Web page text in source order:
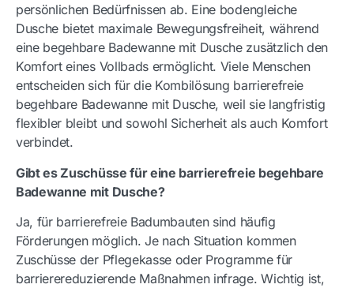
persönlichen Bedürfnissen ab. Eine bodengleiche
Dusche bietet maximale Bewegungsfreiheit, während
eine begehbare Badewanne mit Dusche zusätzlich den
Komfort eines Vollbads ermöglicht. Viele Menschen
entscheiden sich für die Kombilösung barrierefreie
begehbare Badewanne mit Dusche, weil sie langfristig
flexibler bleibt und sowohl Sicherheit als auch Komfort
verbindet.
Gibt es Zuschüsse für eine barrierefreie begehbare
Badewanne mit Dusche?
Ja, für barrierefreie Badumbauten sind häufig
Förderungen möglich. Je nach Situation kommen
Zuschüsse der Pflegekasse oder Programme für
barrierereduzierende Maßnahmen infrage. Wichtig ist,